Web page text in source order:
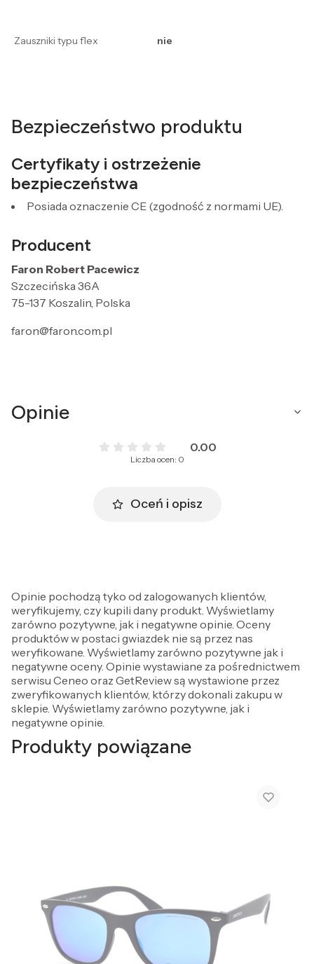
Zauszniki typu flex nie
Bezpieczeństwo produktu
Certyfikaty i ostrzeżenie
bezpieczeństwa
Posiada oznaczenie CE (zgodność z normami UE).
Producent
Faron Robert Pacewicz
Szczecińska 36A
75-137 Koszalin, Polska
faron@faron.com.pl
Opinie
0.00
Liczba ocen: 0
Oceń i opisz
Opinie pochodzą tyko od zalogowanych klientów,
weryfikujemy, czy kupili dany produkt. Wyświetlamy
zarówno pozytywne, jak i negatywne opinie. Oceny
produktów w postaci gwiazdek nie są przez nas
weryfikowane. Wyświetlamy zarówno pozytywne jak i
negatywne oceny. Opinie wystawiane za pośrednictwem
serwisu Ceneo oraz GetReview są wystawione przez
zweryfikowanych klientów, którzy dokonali zakupu w
sklepie. Wyświetlamy zarówno pozytywne, jak i
negatywne opinie.
Produkty powiązane